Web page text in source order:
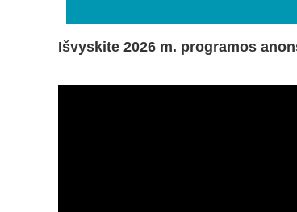
Išvyskite 2026 m. programos